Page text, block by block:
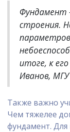
Фундамент
строения.
итоге, к
Иванов, МГУ
Также важно
Чем тяжелее
фундамент. Для